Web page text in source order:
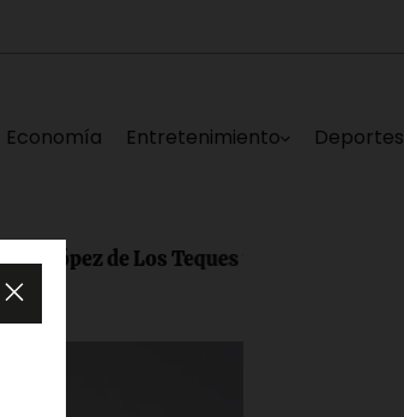
Economía Entretenimiento Deportes
de Los Teques para más de 1.100